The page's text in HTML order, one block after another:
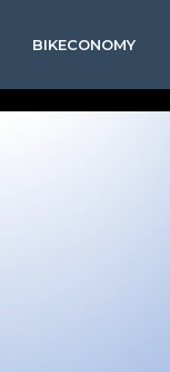
BIKECONOMY